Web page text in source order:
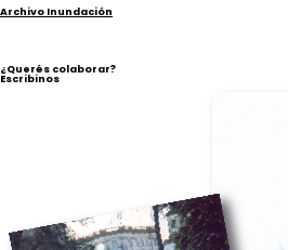
Archivo Inundación
¿Querés colaborar?
Escribinos